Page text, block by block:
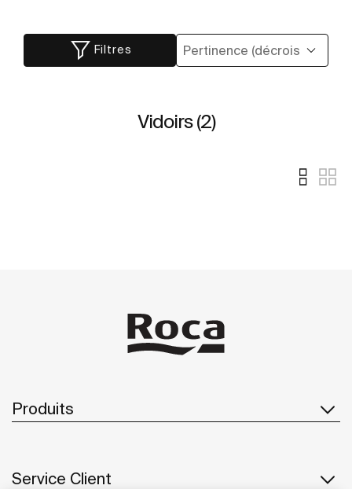
Filtres
Vidoirs (2)
Produits
Service Client